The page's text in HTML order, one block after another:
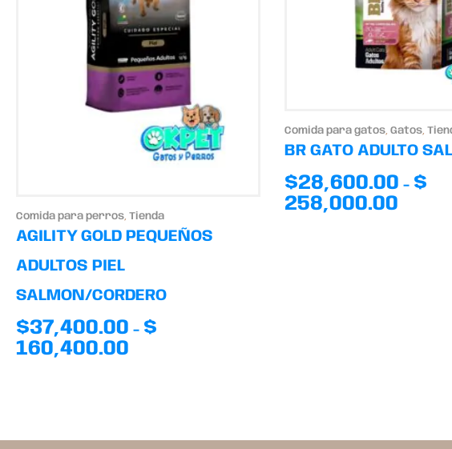
Comida para perros, Tienda
AGILITY GOLD PEQUEÑOS
ADULTOS PIEL
SALMON/CORDERO
$37,400.00 - $
160,400.00
Comida para gatos, Gatos,
BR GATO ADULTO
$28,600.00 - $
258,000.00